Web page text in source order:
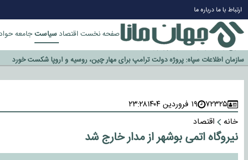
ارتباط با مادرباره ما
صفحه نخست اقتصاد سیاستجامعه
چرا طلا دوباره افزایشی شد؟
گزینه جدایی اوسمار روی میز مدیران پرسپولیس
آیا رئیس جمهور آمریکا قانون را دور می‌زند؟
اخراج رسمی چهره نامدار از پرسپولیس
سازمان اطلاعات سپاه: پروژه دولت ترامپ برای مهار چین، روسیه و اروپا شکست خورد
۷۲۳۲۵ ۱۹ فروردین ۱۴۰۴
۲۳:۲۸
خانه
اقتصاد
نیروگاه اتمی بوشهر از مدار خارج شد